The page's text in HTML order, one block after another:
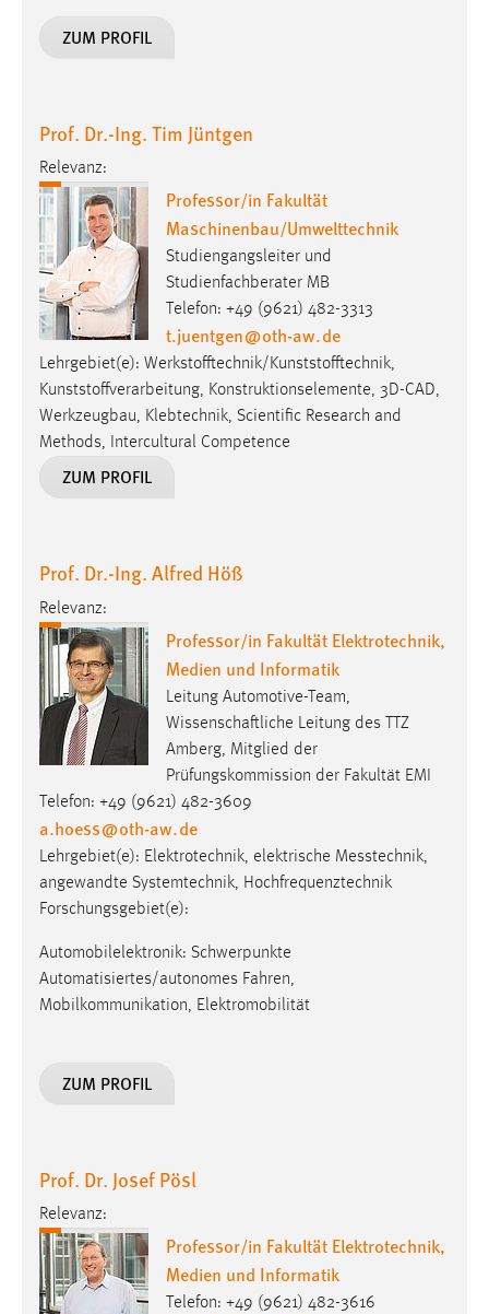
ZUM PROFIL
Prof. Dr.-Ing. Tim Jüntgen
Relevanz:
Professor/in Fakultät
Maschinenbau/Umwelttechnik
Studiengangsleiter und
Studienfachberater MB
Telefon: +49 (9621) 482-3313
t.juentgen@oth-aw.de
Lehrgebiet(e): Werkstofftechnik/Kunststofftechnik,
Kunststoffverarbeitung, Konstruktionselemente, 3D-CAD,
Werkzeugbau, Klebtechnik, Scientific Research and
Methods, Intercultural Competence
ZUM PROFIL
Prof. Dr.-Ing. Alfred Höß
Relevanz:
Professor/in Fakultät Elektrotechnik,
Medien und Informatik
Leitung Automotive-Team,
Wissenschaftliche Leitung des TTZ
Amberg, Mitglied der
Prüfungskommission der Fakultät EMI
Telefon: +49 (9621) 482-3609
a.hoess@oth-aw.de
Lehrgebiet(e): Elektro­tech­nik, elek­trische Mess­technik,
angewandte Systemtechnik, Hochfrequenztechnik
Forschungsgebiet(e):
Automobilelektronik: Schwerpunkte
Automatisiertes/autonomes Fahren,
Mobilkommunikation, Elektromobilität
ZUM PROFIL
Prof. Dr. Josef Pösl
Relevanz:
Professor/in Fakultät Elektrotechnik,
Medien und Informatik
Telefon: +49 (9621) 482-3616
MibewSessionID, MIBEW_UserID, mibew_locale, mibew-
chat-frame-style-5e9dbeb1811c0446
Zweck:
Wird benötigt um die Chatfunktion nutzen zu können.
Cookie Laufzeit:
MibewSessionID, mibew-chat-frame-style-
5e9dbeb1811c0446 = Sitzungslaufzeit, mibew_locale = 3
Jahre, MIBEW_UserID = 1 Jahr
Login
Name:
fe_user, be_user, be_lastLoginProvider
24 Stunden
STATISTIK
Statistik Cookies erfassen Informationen anonym.
Diese Informationen helfen uns zu verstehen, wie
unsere Besucher unsere Website nutzen.
Matomo
Name:
_pk_ref, _pk_cvar, _pk_id, _pk_ses
Zweck:
Zugriffsstatistik
verwendet, um personalisierte Werbung anzuzeigen.
Sie tun dies, indem sie Besucher über Websites
hinweg verfolgen.
Google Ads